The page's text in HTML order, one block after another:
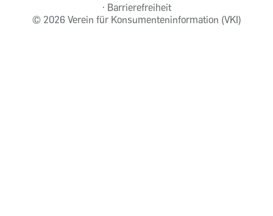
Barrierefreiheit
© 2026 Verein für Konsumenteninformation (VKI)